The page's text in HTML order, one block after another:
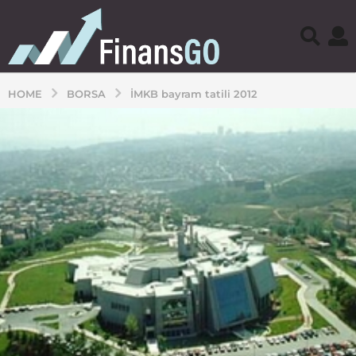
HOME BORSA İMKB bayram tatili 2012